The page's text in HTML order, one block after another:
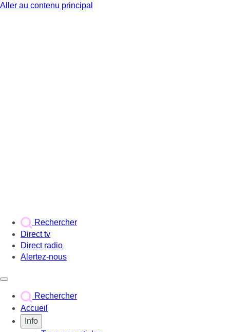
Aller au contenu principal
Rechercher
Direct tv
Direct radio
Alertez-nous
Rechercher
Accueil
Info